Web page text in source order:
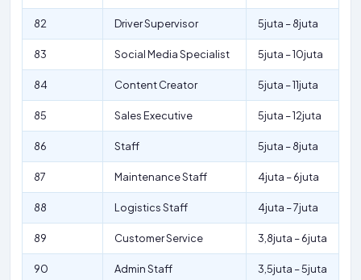
82 Driver Supervisor 5juta – 8juta
83 Social Media Specialist 5juta – 10juta
84 Content Creator 5juta – 11juta
85 Sales Executive 5juta – 12juta
86 Staff 5juta – 8juta
87 Maintenance Staff 4juta – 6juta
88 Logistics Staff 4juta – 7juta
89 Customer Service 3,8juta – 6juta
90 Admin Staff 3,5juta – 5juta